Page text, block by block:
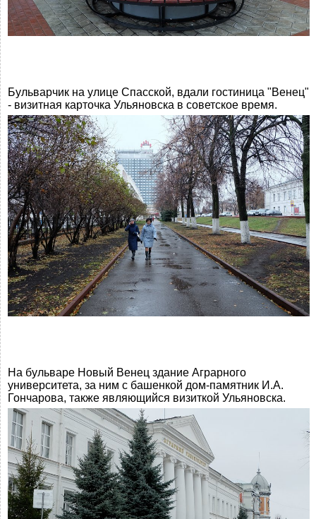
Бульварчик на улице Спасской, вдали гостиница "Венец"
- визитная карточка Ульяновска в советское время.
На бульваре Новый Венец здание Аграрного
университета, за ним с башенкой дом-памятник И.А.
Гончарова, также являющийся визиткой Ульяновска.